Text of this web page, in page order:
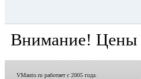
Внимание! Цены
VMauto.ru работает с 2005 года.